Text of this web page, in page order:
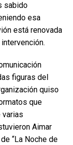
sabido
esa
está renovada
figuras del
quiso
que
varias
Aimar
“La Noche de